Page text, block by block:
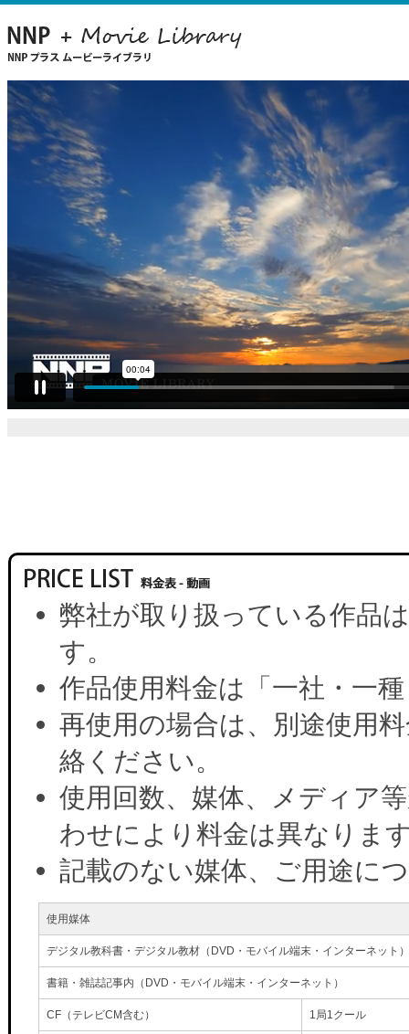
弊社が取り扱っている作品
す。
作品使用料金は「一社・一
再使用の場合は、別途使用
絡ください。
使用回数、媒体、メディア
わせにより料金は異なりま
記載のない媒体、ご用途に
使用媒体
デジタル教科書・デジタル教材（DVD・モバイル端末・インターネット）
書籍・雑誌記事内（DVD・モバイル端末・インターネット）
CF（テレビCM含む） 1局1クール